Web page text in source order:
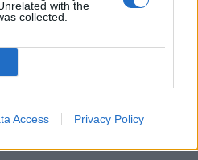
with the
collected.
Access Privacy Policy
durante o mês